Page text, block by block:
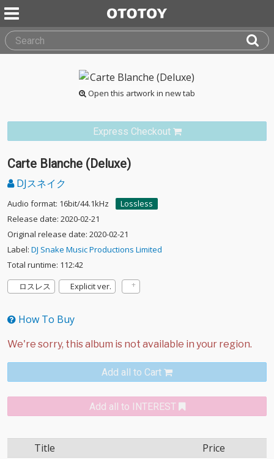
Open this artwork in new tab
Express Checkout
Carte Blanche (Deluxe)
DJスネイク
Audio format: 16bit/44.1kHz
Lossless
Release date: 2020-02-21
Original release date: 2020-02-21
Label: DJ Snake Music Productions Limited
Total runtime: 112:42
ロスレス
Explicit ver.
How To Buy
Add all to Cart
Add all to INTEREST
Title Price